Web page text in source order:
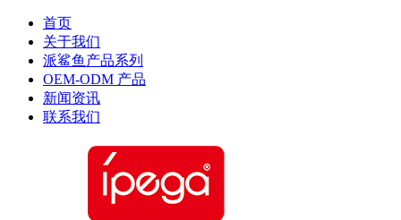
首页
关于我们
派鲨鱼产品系列
OEM-ODM 产品
新闻资讯
联系我们